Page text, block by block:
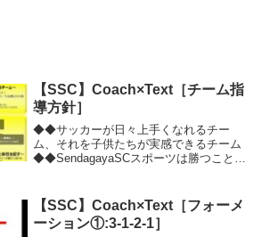
【SSC】Coach×Text［チーム指
導方針］
◆◆サッカーが日々上手くなれるチー
ム、それを子供たちが実感できるチーム
◆◆SendagayaSCスポーツは勝つことが
くなること！子供が成長する一番大切な
要素は、思い切り...
【SSC】Coach×Text［フォーメ
ーション①:3-1-2-1］